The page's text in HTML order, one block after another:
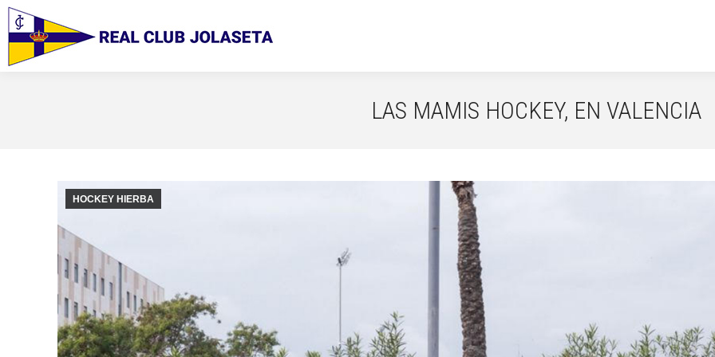
LAS MAMIS HOCKEY, EN VALENCIA
HOCKEY HIERBA